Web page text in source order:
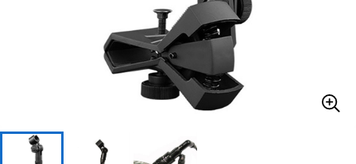
その他楽器
エフェクター
DJ機器